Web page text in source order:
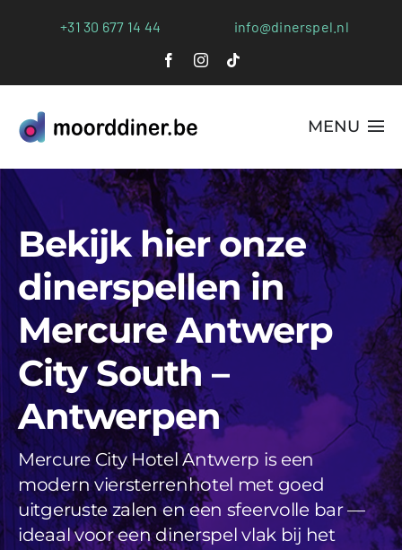
+31 30 677 14 44 info@dinerspel.nl
MENU
Alle Spellen
Plaatsen
Webshop
FAQs
Blog
Videos
Uitjes
Beschikbaarheid Aanvragen
Bekijk hier onze
dinerspellen in
Mercure Antwerp
City South –
Antwerpen
Mercure City Hotel Antwerp is een
modern viersterrenhotel met goed
uitgeruste zalen en een sfeervolle bar —
ideaal voor een dinerspel vlak bij het